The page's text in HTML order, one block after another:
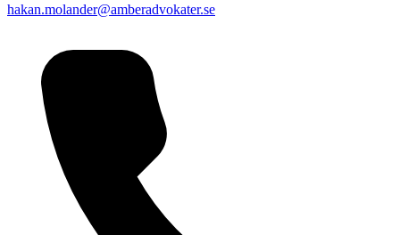
hakan.molander@amberadvokater.se